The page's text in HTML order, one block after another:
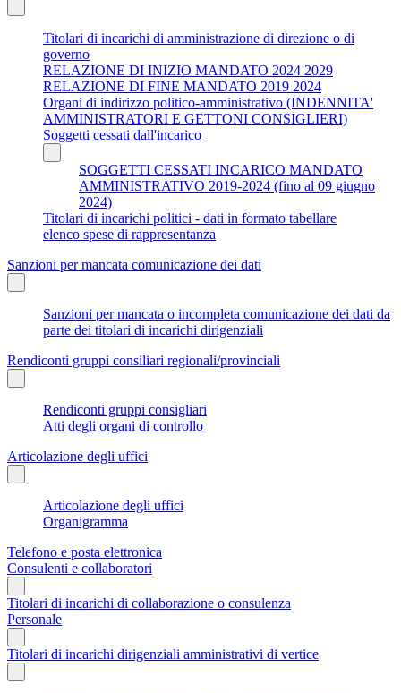
Titolari di incarichi di amministrazione di direzione o di
governo
RELAZIONE DI INIZIO MANDATO 2024 2029
RELAZIONE DI FINE MANDATO 2019 2024
Organi di indirizzo politico-amministrativo (INDENNITA'
AMMINISTRATORI E GETTONI CONSIGLIERI)
Soggetti cessati dall'incarico
SOGGETTI CESSATI INCARICO MANDATO
AMMINISTRATIVO 2019-2024 (fino al 09 giugno
2024)
Titolari di incarichi politici - dati in formato tabellare
elenco spese di rappresentanza
Sanzioni per mancata comunicazione dei dati
Sanzioni per mancata o incompleta comunicazione dei dati da
parte dei titolari di incarichi dirigenziali
Rendiconti gruppi consiliari regionali/provinciali
Rendiconti gruppi consigliari
Atti degli organi di controllo
Articolazione degli uffici
Articolazione degli uffici
Organigramma
Telefono e posta elettronica
Consulenti e collaboratori
Titolari di incarichi di collaborazione o consulenza
Personale
Titolari di incarichi dirigenziali amministrativi di vertice